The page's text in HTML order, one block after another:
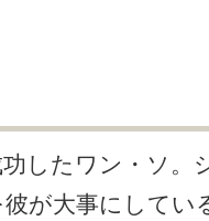
したワン・ソ。
が大事にしてい